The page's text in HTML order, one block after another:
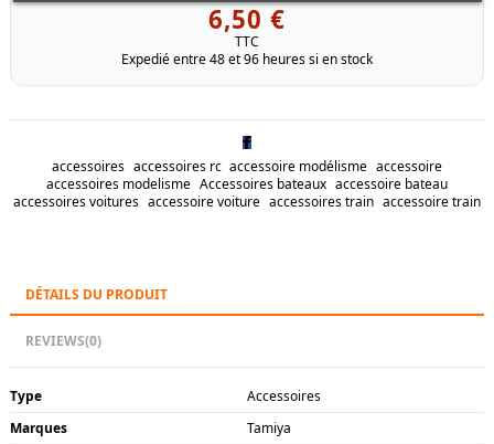
6,50 €
TTC
Expedié entre 48 et 96 heures si en stock
accessoires accessoires rc accessoire modélisme accessoire
accessoires modelisme Accessoires bateaux accessoire bateau
accessoires voitures accessoire voiture accessoires train accessoire train
DÉTAILS DU PRODUIT
REVIEWS(0)
Type
Accessoires
Marques
Tamiya